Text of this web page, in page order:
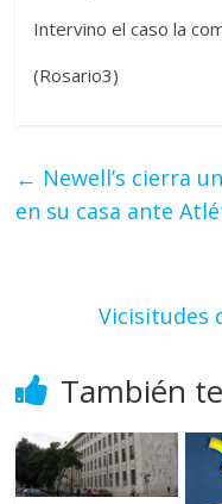
Intervino el caso la
(Rosario3)
← Newell’s cierra
en su casa ante
Vicisitudes
También